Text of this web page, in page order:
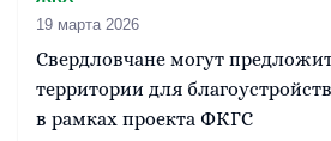
19 марта 2026
Свердловчане могут
территории для
в рамках проекта ФКГС